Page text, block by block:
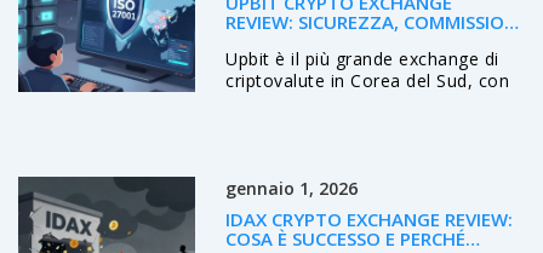
REVIEW: SICUREZZA, COMMISSIONI
Upbit è il più grande exchange di
criptovalute in Corea del Sud, con
gennaio 1, 2026
IDAX CRYPTO EXCHANGE REVIEW:
COSA È SUCCESSO E PERCHÉ